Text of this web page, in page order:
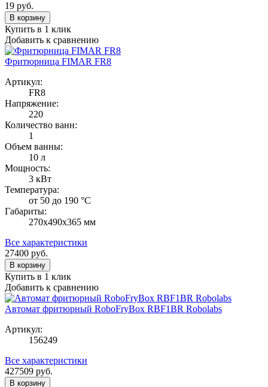
19 руб.
В корзину
Купить в 1 клик
Добавить к сравнению
Фритюрница FIMAR FR8
Артикул:
FR8
Напряжение:
220
Количество ванн:
1
Объем ванны:
10 л
Мощность:
3 кВт
Температура:
от 50 до 190 °С
Габариты:
270х490х365 мм
Все характеристики
27400 руб.
В корзину
Купить в 1 клик
Добавить к сравнению
Автомат фритюрный RoboFryBox RBF1BR Robolabs
Артикул:
156249
Все характеристики
427509 руб.
В корзину